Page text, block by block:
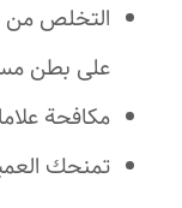
التخلص من
على بطن
مكافحة
تمنحك